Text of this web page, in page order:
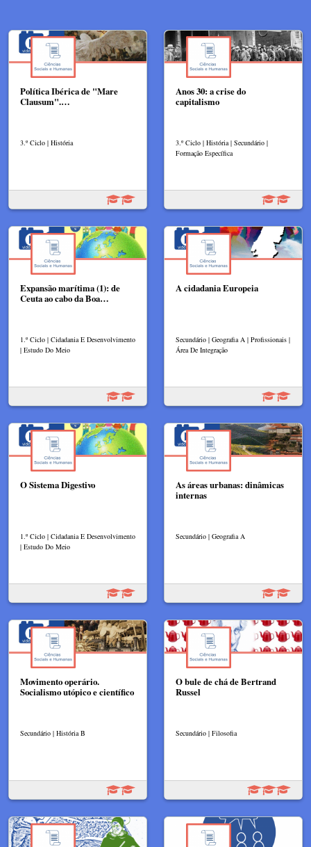
Política Ibérica de "Mare
Clausum".…
3.º Ciclo | História
Anos 30: a crise do
capitalismo
3.º Ciclo | História | Secundário |
Formação Específica
Expansão marítima (1): de
Ceuta ao cabo da Boa…
1.º Ciclo | Cidadania E Desenvolvimento
| Estudo Do Meio
A cidadania Europeia
Secundário | Geografia A | Profissionais |
Área De Integração
O Sistema Digestivo
1.º Ciclo | Cidadania E Desenvolvimento
| Estudo Do Meio
As áreas urbanas: dinâmicas
internas
Secundário | Geografia A
Movimento operário.
Socialismo utópico e científico
Secundário | História B
O bule de chá de Bertrand
Russel
Secundário | Filosofia